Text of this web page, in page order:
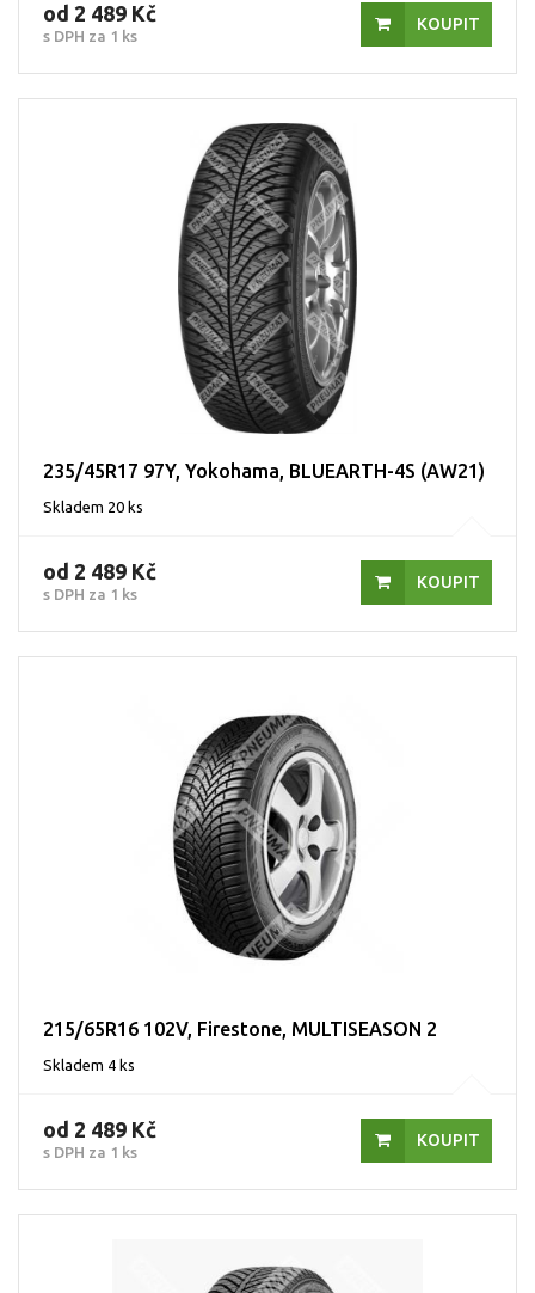
od 2 489 Kč
s DPH za 1 ks
KOUPIT
235/45R17 97Y, Yokohama, BLUEARTH-4S (AW21)
Skladem 20 ks
od 2 489 Kč
s DPH za 1 ks
KOUPIT
215/65R16 102V, Firestone, MULTISEASON 2
Skladem 4 ks
od 2 489 Kč
s DPH za 1 ks
KOUPIT